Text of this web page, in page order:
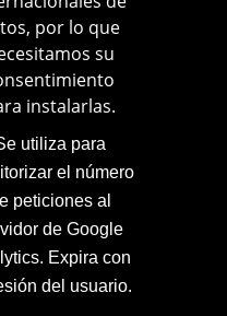
por lo que
su
instalarlas.
utiliza para
el número
peticiones al
de Google
Expira con
del usuario.